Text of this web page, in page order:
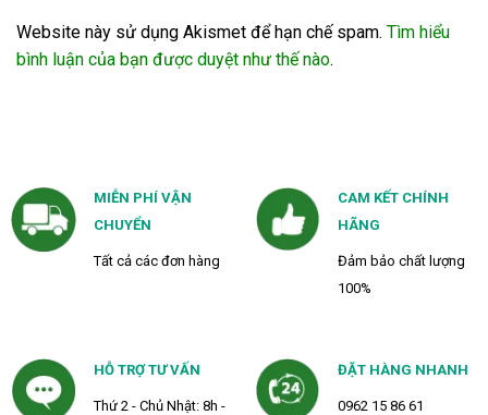
Website này sử dụng Akismet để hạn chế spam. Tìm hiểu
bình luận của bạn được duyệt như thế nào.
MIỄN PHÍ VẬN
CHUYỂN
Tất cả các đơn hàng
CAM KẾT CHÍNH
HÃNG
Đảm bảo chất lượng
100%
HỖ TRỢ TƯ VẤN
Thứ 2 - Chủ Nhật: 8h -
ĐẶT HÀNG NHANH
0962 15 86 61